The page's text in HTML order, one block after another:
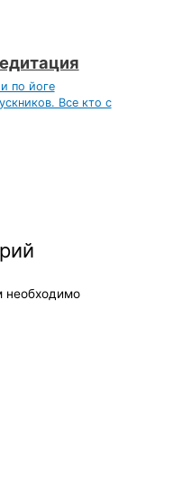
по йоге
Все кто с
необходимо